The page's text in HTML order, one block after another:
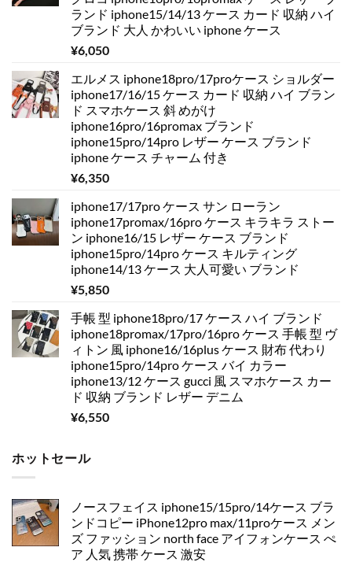
ランド iphone15/14/13 ケース カード 収納 ハイ
ブランド 大人 かわいい iphone ケース
¥6,050
エルメス iphone18pro/17proケース ショルダー
iphone17/16/15 ケース カード 収納 ハイ ブラン
ド スマホケース 斜 めがけ
iphone16pro/16promax ブランド
iphone15pro/14pro レザー ケース ブランド
iphone ケース チャーム 付き
¥6,350
iphone17/17pro ケース サン ローラン
iphone17promax/16pro ケース キラキラ ストー
ン iphone16/15 レザー ケース ブランド
iphone15pro/14pro ケース キルティング
iphone14/13 ケース 大人可愛い ブランド
¥5,850
手帳 型 iphone18pro/17 ケース ハイ ブランド
iphone18promax/17pro/16pro ケース 手帳 型 ヴ
ィトン 風 iphone16/16plus ケース 財布 代わり
iphone15pro/14pro ケース バイ カラー
iphone13/12 ケース gucci 風 スマホケース カー
ド 収納 ブランド レザー デニム
¥6,550
ホットセール
ノースフェイス iphone15/15pro/14ケース ブラ
ンドコピー iPhone12pro max/11proケース メン
ズ ファッション north face アイフォンケース ぺ
ア 人気 携帯 ケース 激安